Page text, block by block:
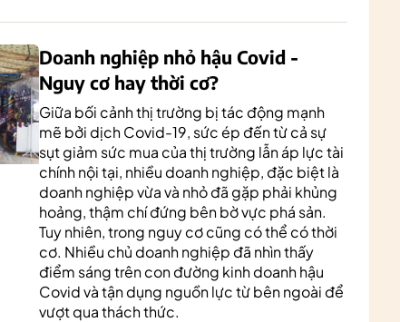
Doanh nghiệp nhỏ hậu Covid -
Nguy cơ hay thời cơ?
Giữa bối cảnh thị trường bị tác động mạnh
mẽ bởi dịch Covid-19, sức ép đến từ cả sự
sụt giảm sức mua của thị trường lẫn áp lực tài
chính nội tại, nhiều doanh nghiệp, đặc biệt là
doanh nghiệp vừa và nhỏ đã gặp phải khủng
hoảng, thậm chí đứng bên bờ vực phá sản.
Tuy nhiên, trong nguy cơ cũng có thể có thời
cơ. Nhiều chủ doanh nghiệp đã nhìn thấy
điểm sáng trên con đường kinh doanh hậu
Covid và tận dụng nguồn lực từ bên ngoài để
vượt qua thách thức.